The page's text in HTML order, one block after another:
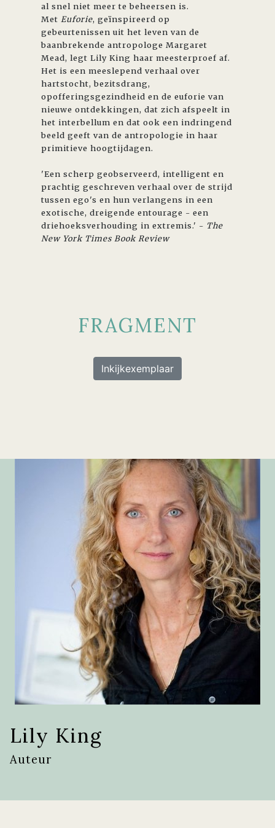
al snel niet meer te beheersen is.
Met Euforie, geïnspireerd op
gebeurtenissen uit het leven van de
baanbrekende antropologe Margaret
Mead, legt Lily King haar meesterproef af.
Het is een meeslepend verhaal over
hartstocht, bezitsdrang,
opofferingsgezindheid en de euforie van
nieuwe ontdekkingen, dat zich afspeelt in
het interbellum en dat ook een indringend
beeld geeft van de antropologie in haar
primitieve hoogtijdagen.
'Een scherp geobserveerd, intelligent en
prachtig geschreven verhaal over de strijd
tussen ego's en hun verlangens in een
exotische, dreigende entourage - een
driehoeksverhouding in extremis.' - The
New York Times Book Review
FRAGMENT
Inkijkexemplaar
Lily King
Auteur